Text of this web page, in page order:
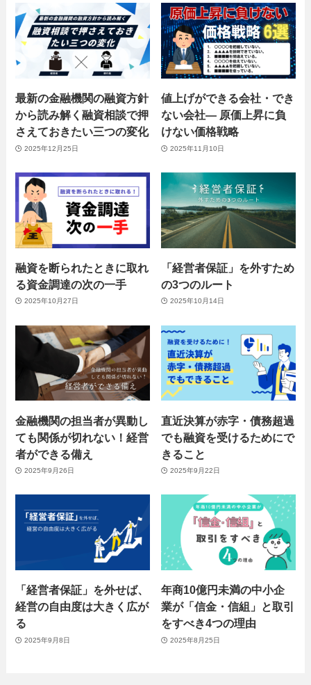
最新の金融機関の融資方針
から読み解く融資相談で押
さえておきたい三つの変化
2025年12月25日
値上げができる会社・でき
ない会社― 原価上昇に負
けない価格戦略
2025年11月10日
融資を断られたときに取れ
る資金調達の次の一手
2025年10月27日
「経営者保証」を外すため
の3つのルート
2025年10月14日
金融機関の担当者が異動し
ても関係が切れない！経営
者ができる備え
2025年9月26日
直近決算が赤字・債務超過
でも融資を受けるためにで
きること
2025年9月22日
「経営者保証」を外せば、
経営の自由度は大きく広が
る
2025年9月8日
年商10億円未満の中小企
業が「信金・信組」と取引
をすべき4つの理由
2025年8月25日